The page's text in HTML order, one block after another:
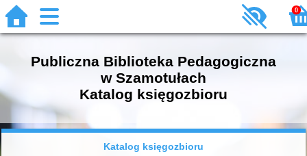
0
Publiczna Biblioteka Pedagogiczna
w Szamotułach
Katalog księgozbioru
Katalog księgozbioru